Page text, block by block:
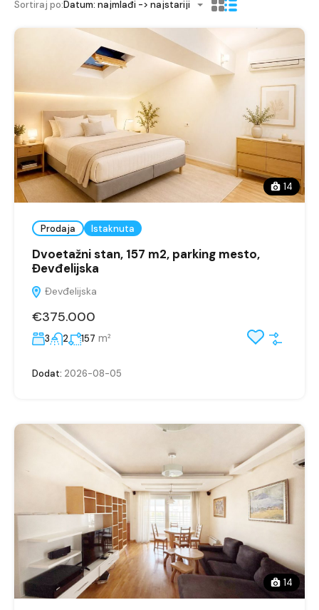
Sortiraj po:Datum: najmlađi -> najstariji
14
Prodaja Istaknuta
Dvoetažni stan, 157 m2, parking mesto,
Đevđelijska
Đevđelijska
€375.000
3 2 157 m²
Dodat: 2026-08-05
14